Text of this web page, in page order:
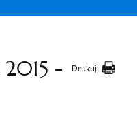
Drukuj
-